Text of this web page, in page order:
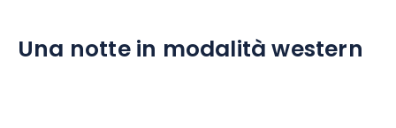
In famiglia
Una notte in modalità western